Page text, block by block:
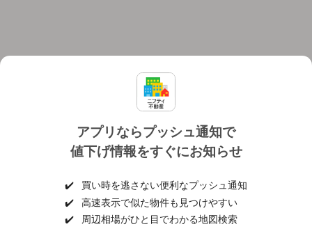
アプリならプッシュ通知で
値下げ情報をすぐにお知らせ
✔️
買い時を逃さない便利なプッシュ通知
✔️
高速表示で似た物件も見つけやすい
✔️
周辺相場がひと目でわかる地図検索
個人情報保護ポリシー 利用規約
ヘルプ・お問い合わせ 採用情報